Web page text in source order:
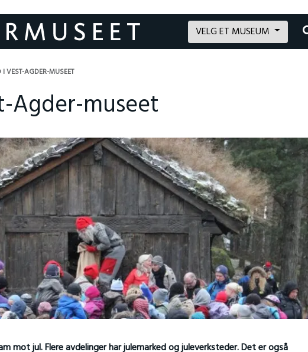
VELG ET MUSEUM
I VEST-AGDER-MUSEET
Agder-museet
mot jul. Flere avdelinger har julemarked og juleverksteder. Det er også